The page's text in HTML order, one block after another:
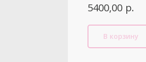
5400,00 р.
В корзину